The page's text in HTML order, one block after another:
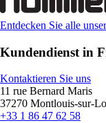
Entdecken Sie alle
Kundendienst in
Kontaktieren Sie uns
11 rue Bernard Maris
37270 Montlouis-sur-
+33 1 86 47 62 58